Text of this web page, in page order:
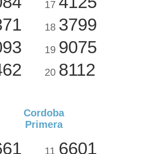
17
18 3799
19 9075
20 8112
Cordoba
Primera
11 6601